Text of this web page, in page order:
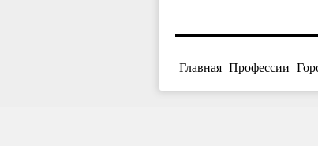
Главная Профессии